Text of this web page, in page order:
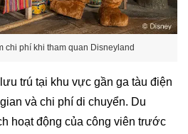
chi phí khi tham quan Disneyland
trú tại khu vực gần ga tàu điện
và chi phí di chuyển. Du
hoạt động của công viên trước